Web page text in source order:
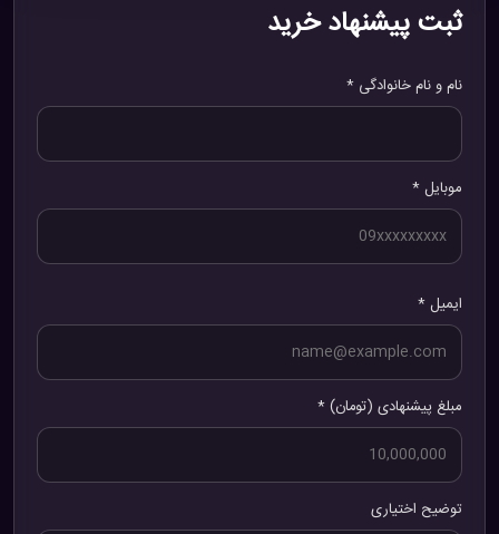
ثبت پیشنهاد خرید
نام و نام خانوادگی *
موبایل *
ایمیل *
مبلغ پیشنهادی (تومان) *
توضیح اختیاری